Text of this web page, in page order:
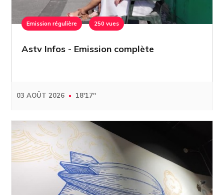
Emission régulière 250 vues
Astv Infos - Emission complète
03 AOÛT 2026 18'17''